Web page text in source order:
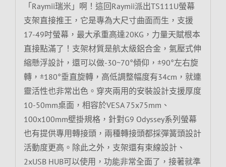
「Raymii瑞米」啊！這回Raymii派出TS111U螢幕
支架直接推王，它是專為大尺寸曲面而生，支援
17-49吋螢幕，最大承重高達20KG，力量天賦根本
直接點滿了！支架材質是航太級鋁合金，氣壓式伸
縮懸浮設計，還可以做-30~70°傾仰，±90°左右旋
轉，±180°垂直旋轉，高低調整幅度有34cm，就連
靈活性也非常出色。穿夾兩用的安裝設計支援厚度
10-50mm桌面，相容於VESA 75x75mm、
100x100mm壁掛規格，針對G9 Odyssey系列螢幕
也有提供專用轉接頭，兩種轉接頭都採彈簧頭設計
活動度更高。除此之外，支架還有束線設計、
2xUSB HUB可以使用，功能非常全面了，接著就準